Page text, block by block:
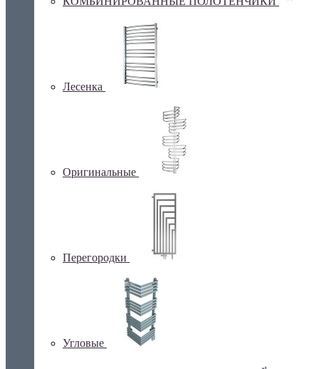
Лесенка
Оригинальные
Перегородки
Угловые